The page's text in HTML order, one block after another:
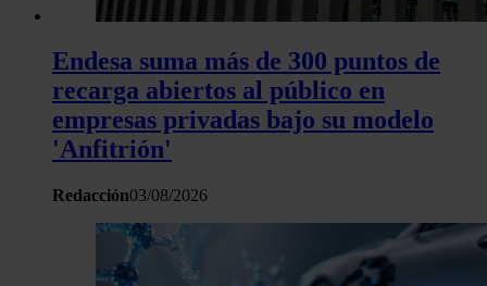
Endesa suma más de 300 puntos de
recarga abiertos al público en
empresas privadas bajo su modelo
'Anfitrión'
Redacción03/08/2026